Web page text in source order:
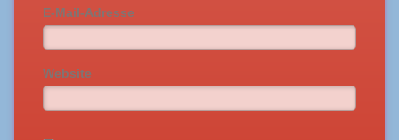
E-Mail-Adresse
Website